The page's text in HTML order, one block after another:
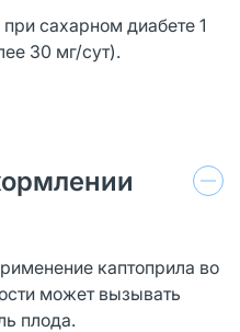
сахарном диабете 1
30 мг/сут).
каптоприла во
может вызывать
плода.